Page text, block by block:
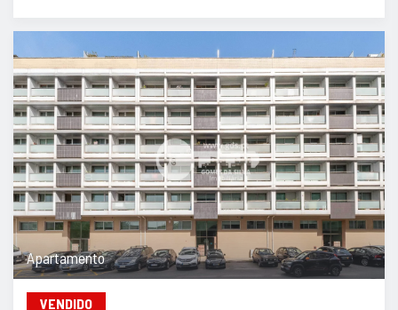
Apartamento
VENDIDO